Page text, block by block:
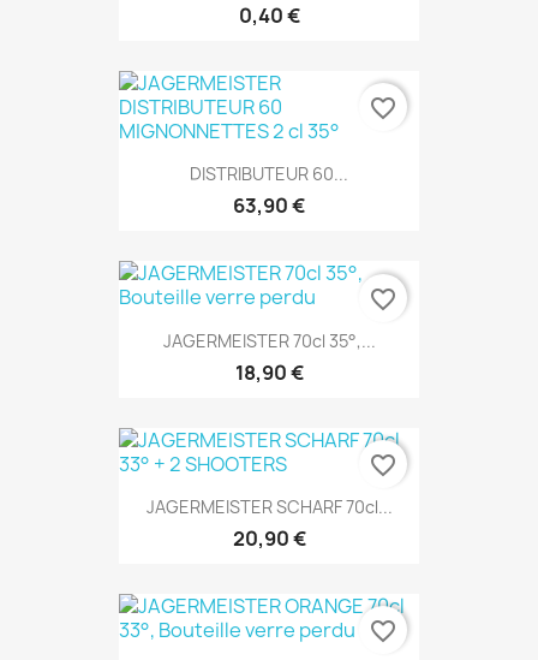
0,40 €
DISTRIBUTEUR 60...
63,90 €
favorite_border
JAGERMEISTER 70cl 35°,...
18,90 €
favorite_border
JAGERMEISTER SCHARF 70cl...
20,90 €
favorite_border
favorite_border